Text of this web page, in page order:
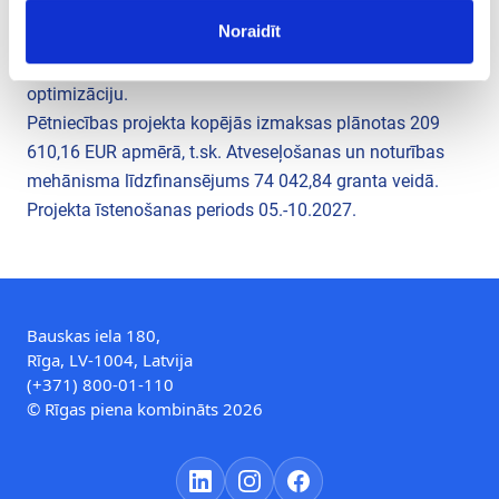
Noraidīt
biezpienu, biezpiena masu un produkta paraugu
īpašībām, organoleptisko īpašību novērtēšanu, biezpiena
sieriņu testa partijas ražošanu un ražošanas procesa
optimizāciju.
Pētniecības projekta kopējās izmaksas plānotas 209
610,16 EUR apmērā, t.sk. Atveseļošanas un noturības
mehānisma līdzfinansējums 74 042,84 granta veidā.
Projekta īstenošanas periods 05.-10.2027.
Bauskas iela 180,
Rīga, LV-1004, Latvija
(+371) 800-01-110
© Rīgas piena kombināts 2026